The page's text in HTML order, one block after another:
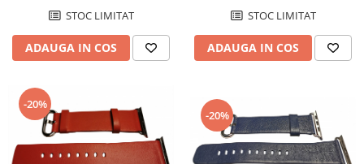
STOC LIMITAT
ADAUGA IN COS
STOC LIMITAT
ADAUGA IN COS
-20%
-20%